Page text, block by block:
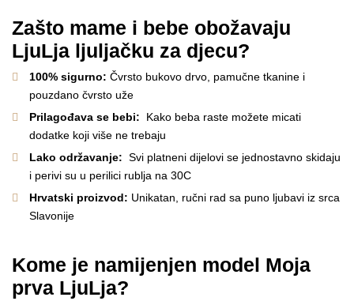
Zašto mame i bebe obožavaju
LjuLja ljuljačku za djecu?
100% sigurno: Čvrsto bukovo drvo, pamučne tkanine i
pouzdano čvrsto uže
Prilagođava se bebi: Kako beba raste možete micati
dodatke koji više ne trebaju
Lako održavanje: Svi platneni dijelovi se jednostavno skidaju
i perivi su u perilici rublja na 30C
Hrvatski proizvod: Unikatan, ručni rad sa puno ljubavi iz srca
Slavonije
Kome je namijenjen model Moja
prva LjuLja?